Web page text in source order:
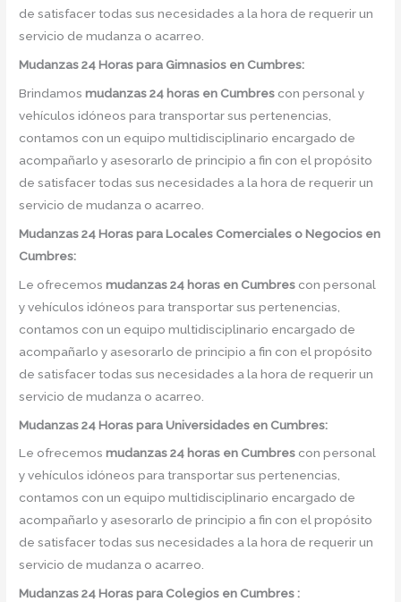
de satisfacer todas sus necesidades a la hora de requerir un
servicio de mudanza o acarreo.
Mudanzas 24 Horas para Gimnasios en Cumbres:
Brindamosmudanzas 24 horas en Cumbres con personal y
vehículos idóneos para transportar sus pertenencias,
contamos con un equipo multidisciplinario encargado de
acompañarlo y asesorarlo de principio a fin con el propósito
de satisfacer todas sus necesidades a la hora de requerir un
servicio de mudanza o acarreo.
Mudanzas 24 Horas para Locales Comerciales o Negocios en
Cumbres:
Le ofrecemosmudanzas 24 horas en Cumbres con personal
y vehículos idóneos para transportar sus pertenencias,
contamos con un equipo multidisciplinario encargado de
acompañarlo y asesorarlo de principio a fin con el propósito
de satisfacer todas sus necesidades a la hora de requerir un
servicio de mudanza o acarreo.
Mudanzas 24 Horas para Universidades en Cumbres:
Le ofrecemosmudanzas 24 horas en Cumbres con personal
y vehículos idóneos para transportar sus pertenencias,
contamos con un equipo multidisciplinario encargado de
acompañarlo y asesorarlo de principio a fin con el propósito
de satisfacer todas sus necesidades a la hora de requerir un
servicio de mudanza o acarreo.
Mudanzas 24 Horas para Colegios en Cumbres :